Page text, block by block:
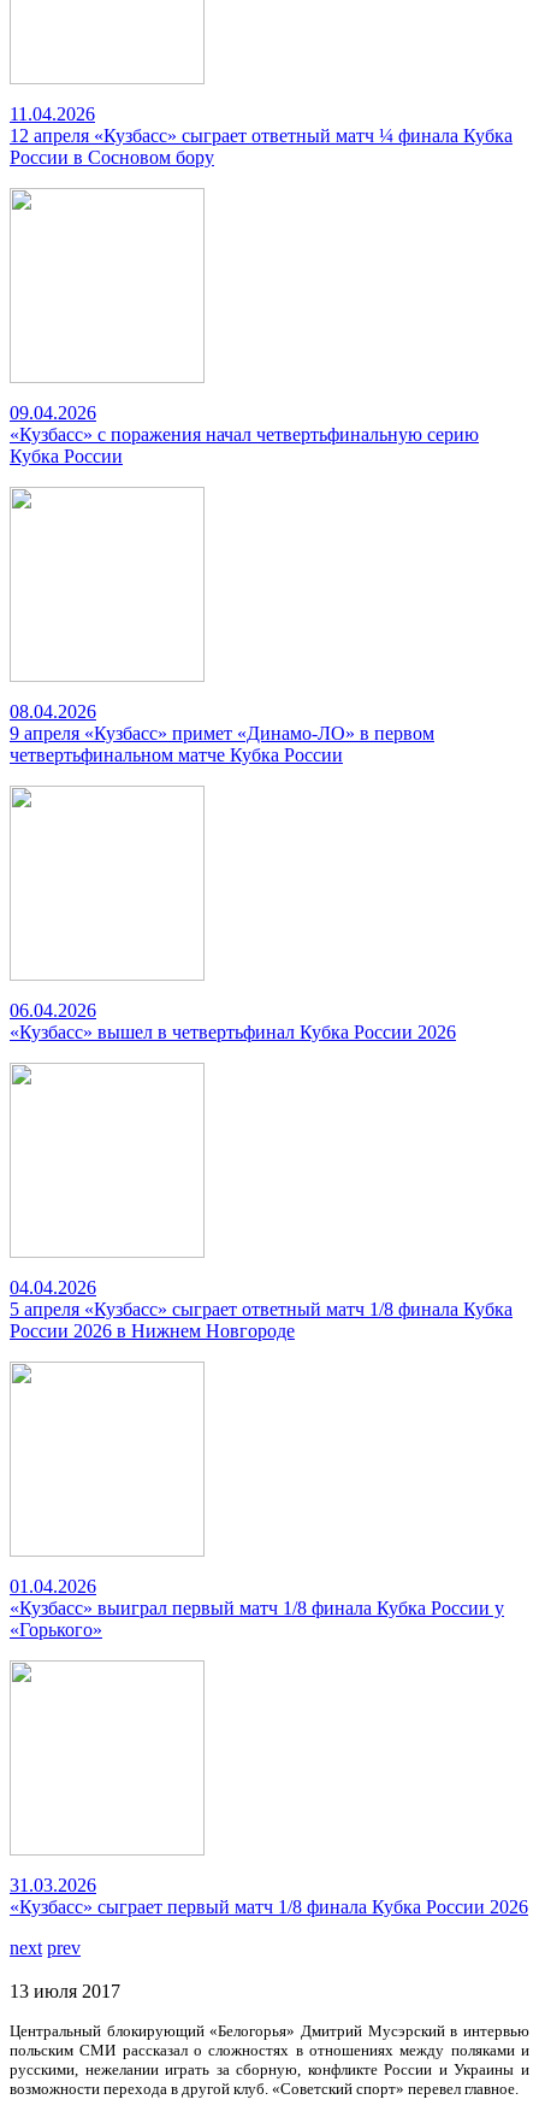
11.04.2026
12 апреля «Кузбасс» сыграет ответный матч ¼ финала Кубка
России в Сосновом бору
09.04.2026
«Кузбасс» с поражения начал четвертьфинальную серию
Кубка России
08.04.2026
9 апреля «Кузбасс» примет «Динамо-ЛО» в первом
четвертьфинальном матче Кубка России
06.04.2026
«Кузбасс» вышел в четвертьфинал Кубка России 2026
04.04.2026
5 апреля «Кузбасс» сыграет ответный матч 1/8 финала Кубка
России 2026 в Нижнем Новгороде
01.04.2026
«Кузбасс» выиграл первый матч 1/8 финала Кубка России у
«Горького»
31.03.2026
«Кузбасс» сыграет первый матч 1/8 финала Кубка России 2026
next prev
13 июля 2017
Центральный блокирующий «Белогорья» Дмитрий Мусэрский в интервью
польским СМИ рассказал о сложностях в отношениях между поляками и
русскими, нежелании играть за сборную, конфликте России и Украины и
возможности перехода в другой клуб. «Советский спорт» перевел главное.